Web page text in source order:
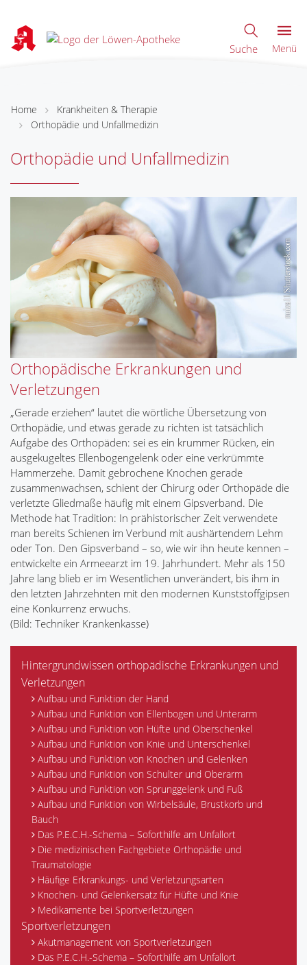
Suche Menü
Home
Krankheiten & Therapie
Orthopädie und Unfallmedizin
Orthopädie und Unfallmedizin
Orthopädische Erkrankungen und
Verletzungen
„Gerade erziehen“ lautet die wörtliche Übersetzung von
Orthopädie, und etwas gerade zu richten ist tatsächlich
Aufgabe des Orthopäden: sei es ein krummer Rücken, ein
ausgekugeltes Ellenbogengelenk oder eine verkrümmte
Hammerzehe. Damit gebrochene Knochen gerade
zusammenwachsen, schient der Chirurg oder Orthopäde die
verletzte Gliedmaße häufig mit einem Gipsverband. Die
Methode hat Tradition: In prähistorischer Zeit verwendete
man bereits Schienen im Verbund mit aushärtendem Lehm
oder Ton. Den Gipsverband – so, wie wir ihn heute kennen –
entwickelte ein Armeearzt im 19. Jahrhundert. Mehr als 150
Jahre lang blieb er im Wesentlichen unverändert, bis ihm in
den letzten Jahrzehnten mit den modernen Kunststoffgipsen
eine Konkurrenz erwuchs.
(Bild: Techniker Krankenkasse)
Hintergrundwissen orthopädische Erkrankungen und
Verletzungen
Aufbau und Funktion der Hand
Aufbau und Funktion von Ellenbogen und Unterarm
Aufbau und Funktion von Hüfte und Oberschenkel
Aufbau und Funktion von Knie und Unterschenkel
Aufbau und Funktion von Knochen und Gelenken
Aufbau und Funktion von Schulter und Oberarm
Aufbau und Funktion von Sprunggelenk und Fuß
Aufbau und Funktion von Wirbelsäule, Brustkorb und
Bauch
Das P.E.C.H.-Schema – Soforthilfe am Unfallort
Die medizinischen Fachgebiete Orthopädie und
Traumatologie
Häufige Erkrankungs- und Verletzungsarten
Knochen- und Gelenkersatz für Hüfte und Knie
Medikamente bei Sportverletzungen
Sportverletzungen
Akutmanagement von Sportverletzungen
Das P.E.C.H.-Schema – Soforthilfe am Unfallort